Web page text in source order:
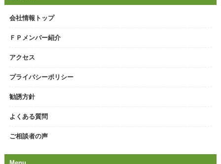
会社情報トップ
ＦＰメンバー紹介
アクセス
プライバシーポリシー
勧誘方針
よくある質問
ご相談者の声